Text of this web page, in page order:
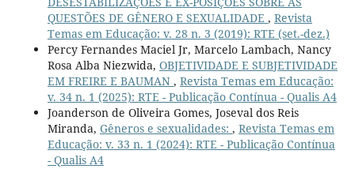
QUESTÕES DE GÊNERO E SEXUALIDADE , Revista
Temas em Educação: v. 28 n. 3 (2019): RTE (set.-dez.)
Percy Fernandes Maciel Jr, Marcelo Lambach, Nancy
Rosa Alba Niezwida, OBJETIVIDADE E SUBJETIVIDADE
EM FREIRE E BAUMAN , Revista Temas em Educação:
v. 34 n. 1 (2025): RTE - Publicação Contínua - Qualis A4
Joanderson de Oliveira Gomes, Joseval dos Reis
Miranda, Gêneros e sexualidades: , Revista Temas em
Educação: v. 33 n. 1 (2024): RTE - Publicação Contínua
- Qualis A4